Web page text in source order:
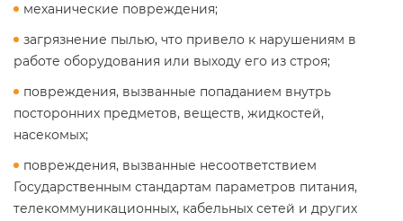
механические повреждения;
загрязнение пылью, что привело к нарушениям в
работе оборудования или выходу его из строя;
повреждения, вызванные попаданием внутрь
посторонних предметов, веществ, жидкостей,
насекомых;
повреждения, вызванные несоответствием
Государственным стандартам параметров питания,
телекоммуникационных, кабельных сетей и других